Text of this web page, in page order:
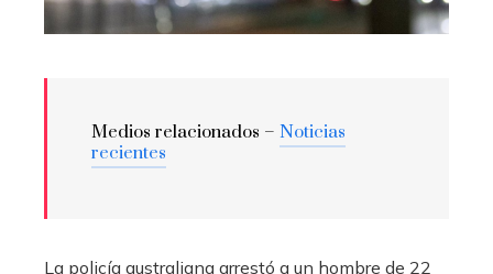
Medios relacionados – Noticias
recientes
La policía australiana arrestó a un hombre de 22